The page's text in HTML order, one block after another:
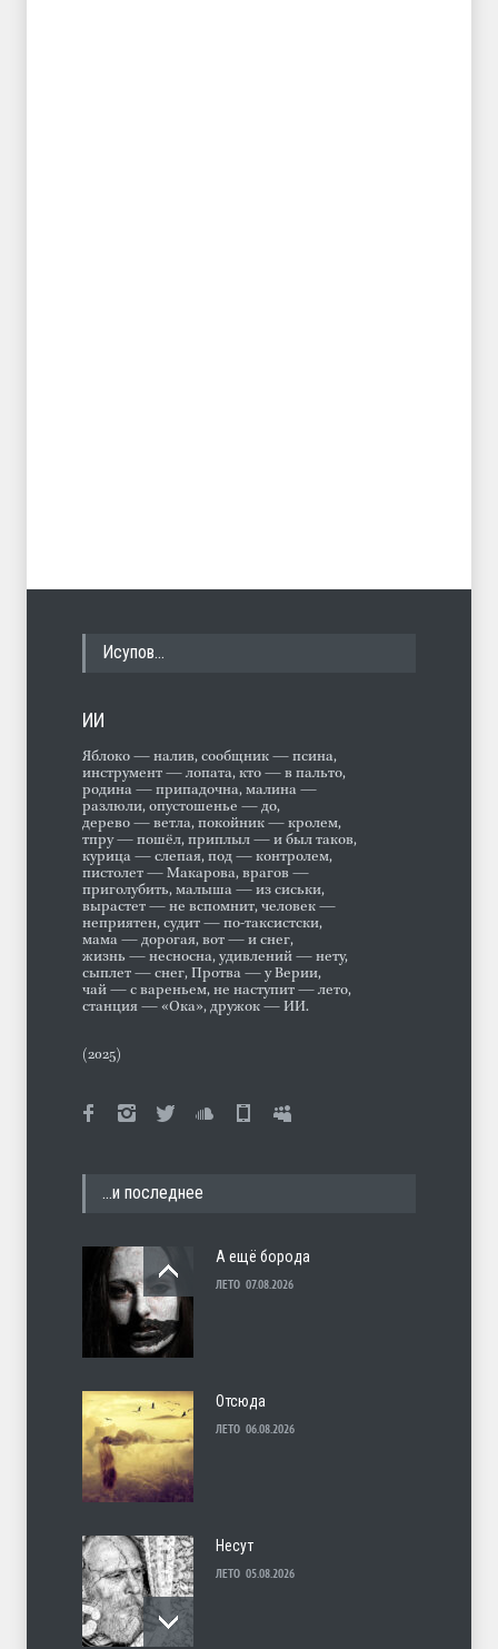
Исупов…
ИИ
Яблоко — налив, сообщник — псина,
инструмент — лопата, кто — в пальто,
родина — припадочна, малина —
разлюли, опустошенье — до,
дерево — ветла, покойник — кролем,
тпру — пошёл, приплыл — и был таков,
курица — слепая, под — контролем,
пистолет — Макарова, врагов —
приголубить, малыша — из сиськи,
вырастет — не вспомнит, человек —
неприятен, судит — по-таксистски,
мама — дорогая, вот — и снег,
жизнь — несносна, удивлений — нету,
сыплет — снег, Протва — у Верии,
чай — с вареньем, не наступит — лето,
станция — «Ока», дружок — ИИ.
(2025)
…и последнее
А ещё борода
ЛЕТО 07.08.2026
Отсюда
ЛЕТО 06.08.2026
Несут
ЛЕТО 05.08.2026